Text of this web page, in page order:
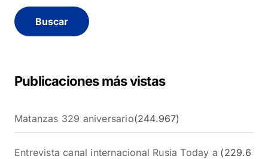
c
a
Publicaciones más vistas
Matanzas 329 aniversario(244.967)
Entrevista canal internacional Rusia Today a (229.6